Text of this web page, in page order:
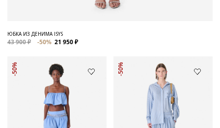
ЮБКА ИЗ ДЕНИМА ISYS
43 900 ₽ -50% 21 950 ₽
-50% -50%